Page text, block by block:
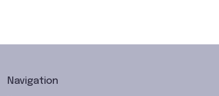
Navigation